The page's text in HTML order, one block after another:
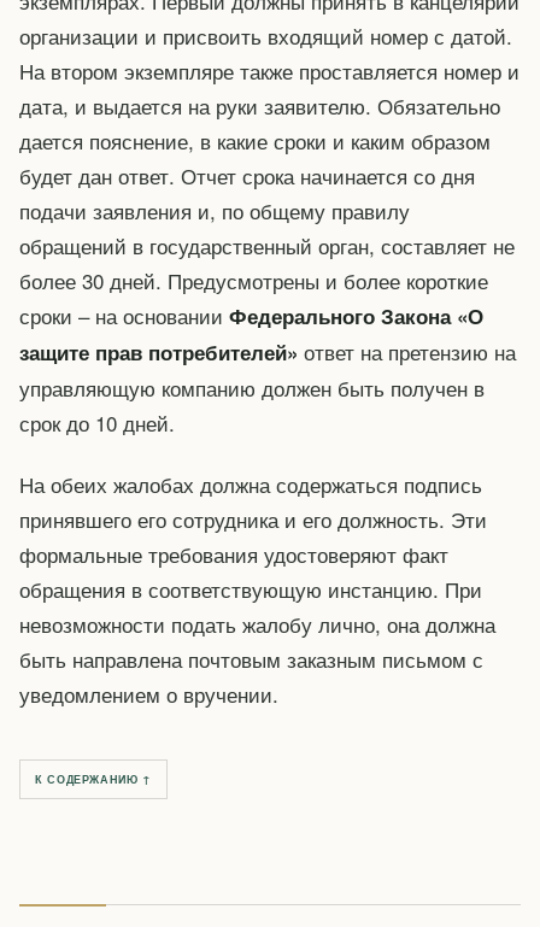
организации и присвоить входящий номер с датой.
На втором экземпляре также проставляется номер и
дата, и выдается на руки заявителю. Обязательно
дается пояснение, в какие сроки и каким образом
будет дан ответ. Отчет срока начинается со дня
подачи заявления и, по общему правилу
обращений в государственный орган, составляет не
более 30 дней. Предусмотрены и более короткие
сроки – на основании Федерального Закона «О
защите прав потребителей» ответ на претензию на
управляющую компанию должен быть получен в
срок до 10 дней.
На обеих жалобах должна содержаться подпись
принявшего его сотрудника и его должность. Эти
формальные требования удостоверяют факт
обращения в соответствующую инстанцию. При
невозможности подать жалобу лично, она должна
быть направлена почтовым заказным письмом с
уведомлением о вручении.
К СОДЕРЖАНИЮ ↑